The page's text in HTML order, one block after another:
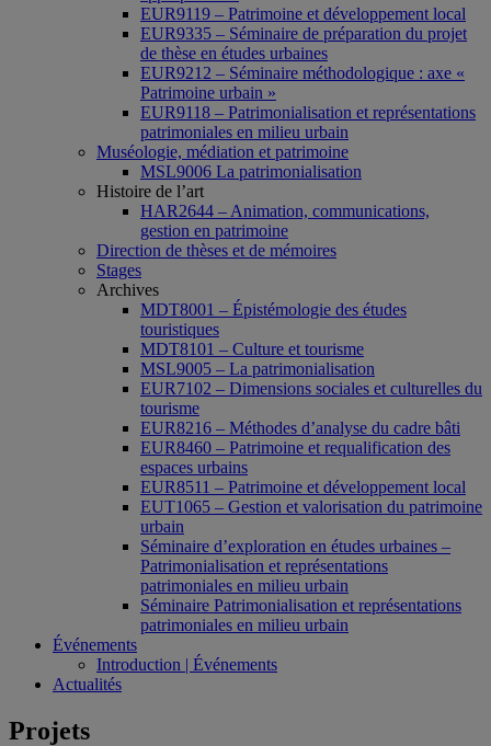
EUR9119 – Patrimoine et développement local
EUR9335 – Séminaire de préparation du projet
de thèse en études urbaines
EUR9212 – Séminaire méthodologique : axe «
Patrimoine urbain »
EUR9118 – Patrimonialisation et représentations
patrimoniales en milieu urbain
Muséologie, médiation et patrimoine
MSL9006 La patrimonialisation
Histoire de l’art
HAR2644 – Animation, communications,
gestion en patrimoine
Direction de thèses et de mémoires
Stages
Archives
MDT8001 – Épistémologie des études
touristiques
MDT8101 – Culture et tourisme
MSL9005 – La patrimonialisation
EUR7102 – Dimensions sociales et culturelles du
tourisme
EUR8216 – Méthodes d’analyse du cadre bâti
EUR8460 – Patrimoine et requalification des
espaces urbains
EUR8511 – Patrimoine et développement local
EUT1065 – Gestion et valorisation du patrimoine
urbain
Séminaire d’exploration en études urbaines –
Patrimonialisation et représentations
patrimoniales en milieu urbain
Séminaire Patrimonialisation et représentations
patrimoniales en milieu urbain
Événements
Introduction | Événements
Actualités
Projets